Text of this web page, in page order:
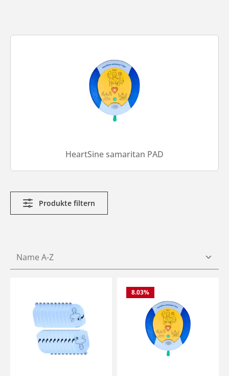
Kategoriegalerie überspringen
HeartSine samaritan PAD
Produkte filtern
8.03%